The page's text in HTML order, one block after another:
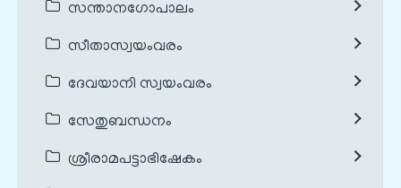
സന്താനഗോപാലം
സീതാസ്വയംവരം
ദേവയാനി സ്വയംവരം
സേതുബന്ധനം
ശ്രീരാമപട്ടാഭിഷേകം